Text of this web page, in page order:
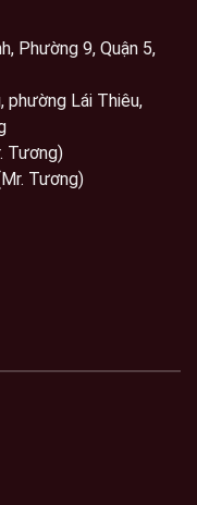
Phường 9, Quận 5,
phường Lái Thiêu,
Tương)
Tương)